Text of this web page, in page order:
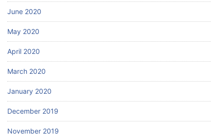
June 2020
May 2020
April 2020
March 2020
January 2020
December 2019
November 2019